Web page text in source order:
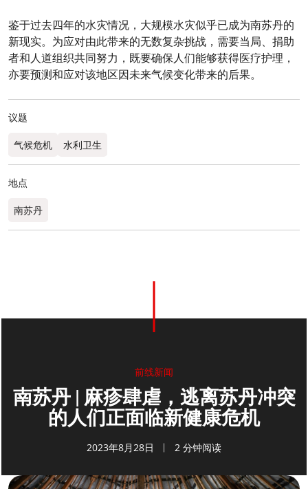
鉴于过去四年的水灾情况，大规模水灾似乎已成为南苏丹的
新现实。为应对由此带来的无数复杂挑战，需要当局、捐助
者和人道组织共同努力，既要确保人们能够获得医疗护理，
亦要预测和应对该地区因未来气候变化带来的后果。
议题
气候危机 水利卫生
地点
南苏丹
前线新闻
南苏丹 | 麻疹肆虐，逃离苏丹冲突
的人们正面临新健康危机
2023年8月28日 2 分钟阅读